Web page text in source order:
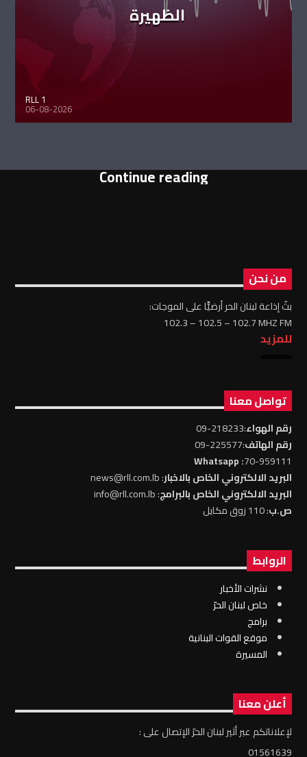
الظهيرة
RLL 1
06-08-2026
Continue reading
من نحن
بثّ إذاعة لبنان الحر أرضيًّا على الموجات:
102.3 – 102.5 – 102.7 MHZ FM
للمزيد
تواصل معنا
رقم الهواء:218233-09
رقم الهاتف:225577-09
70-959111
: Whatsapp
البريد الالكتروني الخاص بالاخبار: news@rll.com.lb
البريد الالكتروني الخاص بالبرامج: info@rll.com.lb
ص.ب: 110 زوق مكايل
الروابط
نشرات الأخبار
خاص لبنان الحرّ
برامج
موقع القوات البنانية
المسيرة
أعلن معنا
لإعلاناتكم عبر أثير لبنان الحرّ الإتصال على :
01561639